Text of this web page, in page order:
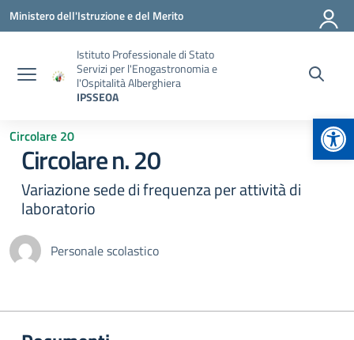
Vai ai contenuti
Vai al menu di navigazione
Vai al footer
Ministero dell'Istruzione e del Merito
Istituto Professionale di Stato
Servizi per l'Enogastronomia e
l'Ospitalità Alberghiera
IPSSEOA
Circolare 20
Circolare n. 20
Variazione sede di frequenza per attività di
laboratorio
Personale scolastico